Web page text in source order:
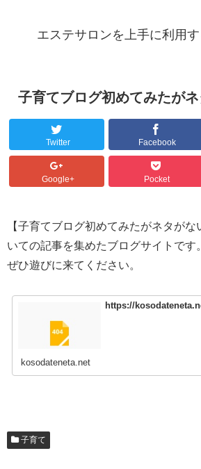
エステサロンを上手に利用
子育てブログ初めてみたが
Twitter Facebook
Google+ Pocket
【子育てブログ初めてみたがネタが
いての記事を集めたブログサイトです。
ぜひ遊びに来てください。
https://
kosodateneta.net
子育て